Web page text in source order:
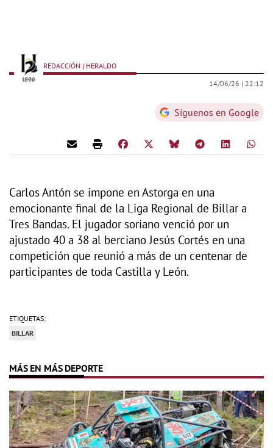
REDACCIÓN | HERALDO
14/06/26 | 22:12
Síguenos en Google
Carlos Antón se impone en Astorga en una
emocionante final de la Liga Regional de Billar a
Tres Bandas. El jugador soriano venció por un
ajustado 40 a 38 al berciano Jesús Cortés en una
competición que reunió a más de un centenar de
participantes de toda Castilla y León.
ETIQUETAS:
BILLAR
MÁS EN MÁS DEPORTE